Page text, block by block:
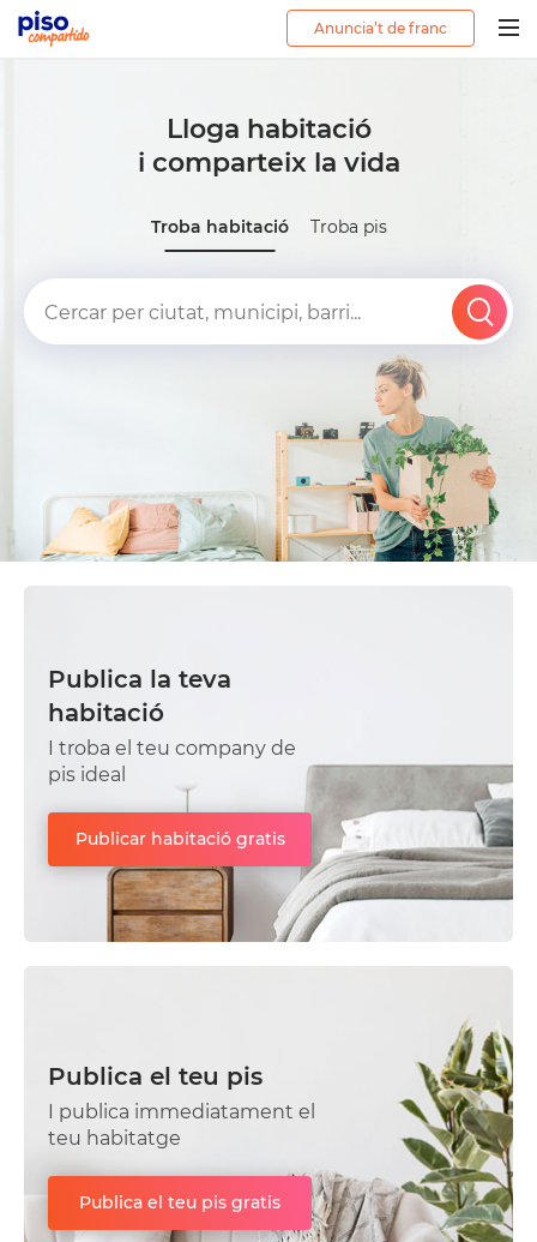
Anuncia’t de franc
Lloga habitació
i comparteix la vida
Troba habitació Troba pis
Publica la teva
habitació
I troba el teu company de
pis ideal
Publicar habitació gratis
Publica el teu pis
I publica immediatament el
teu habitatge
Publica el teu pis gratis